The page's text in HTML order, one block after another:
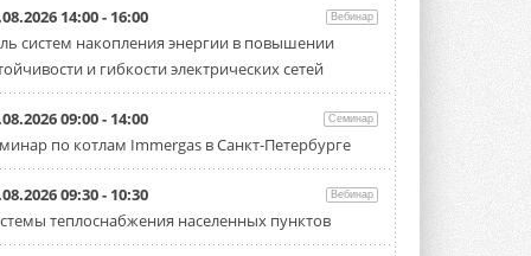
«РУСКЛИМАТ Fest 2026» в Уфе
собрал свыше 700 профи
климатической отрасли
Организатором выступил торгово-
производственный холдинг ...
«Датарк» испытал модульный
ЦОД с плотностью 54 кВт на
стойку
Испытания прошли на собственной
производственной площадке и были ...
3 АВГУСТА 2026
14:00 - 16:00 Вебинар
систем накопления энергии в повышении
и гибкости электрических сетей
09:00 - 14:00 Семинар
по котлам Immergas в Санкт-Петербурге
09:30 - 10:30 Вебинар
теплоснабжения населенных пунктов